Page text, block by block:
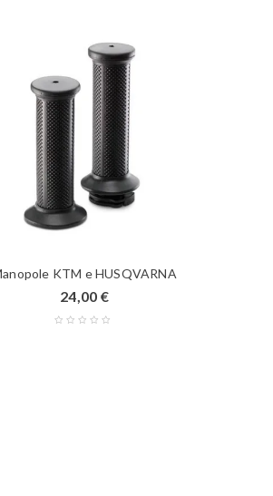
KTM e HUSQVARNA
24,00 €